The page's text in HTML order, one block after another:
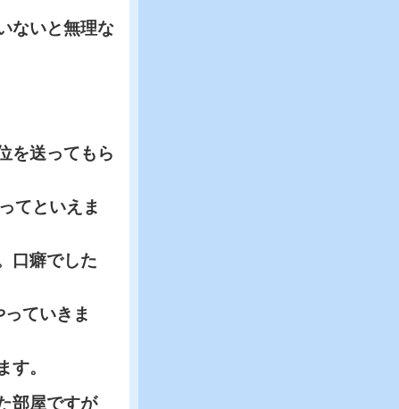
ないと無理な
送ってもら
てといえま
口癖でした
ていきま
。
部屋ですが